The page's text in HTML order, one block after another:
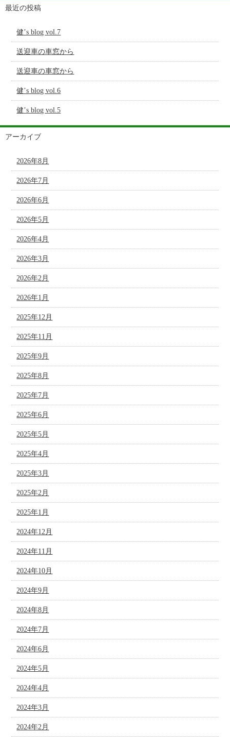
最近の投稿
健’s blog vol.7
送迎車の車窓から
送迎車の車窓から
健’s blog vol.6
健’s blog vol.5
アーカイブ
2026年8月
2026年7月
2026年6月
2026年5月
2026年4月
2026年3月
2026年2月
2026年1月
2025年12月
2025年11月
2025年9月
2025年8月
2025年7月
2025年6月
2025年5月
2025年4月
2025年3月
2025年2月
2025年1月
2024年12月
2024年11月
2024年10月
2024年9月
2024年8月
2024年7月
2024年6月
2024年5月
2024年4月
2024年3月
2024年2月